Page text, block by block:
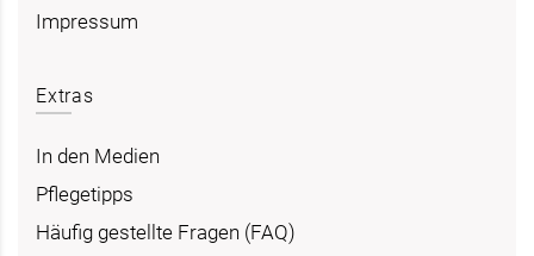
Impressum
Extras
In den Medien
Pflegetipps
Häufig gestellte Fragen (FAQ)